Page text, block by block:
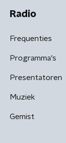
Radio
Frequenties
Programma's
Presentatoren
Muziek
Gemist